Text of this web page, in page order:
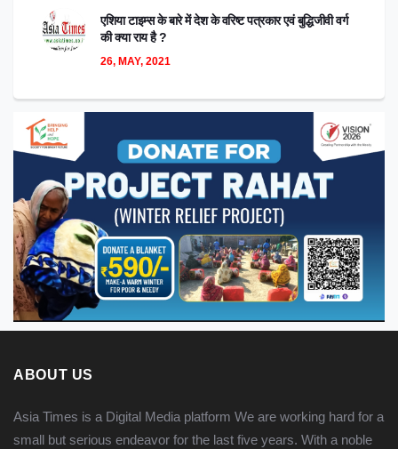
एशिया टाइम्स के बारे में देश के वरिष्ट पत्रकार एवं बुद्धिजीवी वर्ग
की क्या राय है ?
26, MAY, 2021
ABOUT US
Asia Times is a Digital Media platform We are working hard for a
small but serious endeavor for the last five years. With a noble